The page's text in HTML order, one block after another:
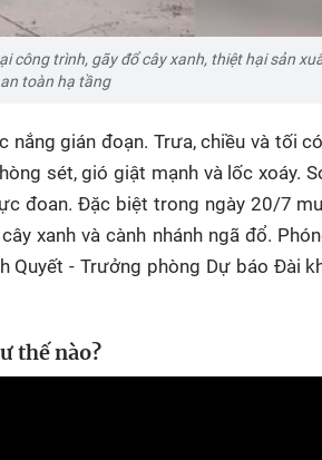
công trình, gãy đổ cây xanh, thiệt hại sản
toàn hạ tầng
nắng gián đoạn. Trưa, chiều và tối
sét, gió giật mạnh và lốc xoáy.
đoan. Đặc biệt trong ngày 20/7
xanh và cành nhánh ngã đổ.
Quyết - Trưởng phòng Dự báo Đài
thế nào?